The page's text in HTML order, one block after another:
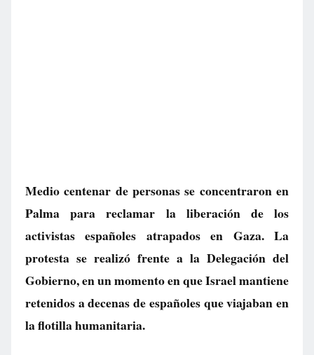
Medio centenar de personas se concentraron en
Palma para reclamar la liberación de los
activistas españoles atrapados en Gaza. La
protesta se realizó frente a la Delegación del
Gobierno, en un momento en que Israel mantiene
retenidos a decenas de españoles que viajaban en
la flotilla humanitaria.